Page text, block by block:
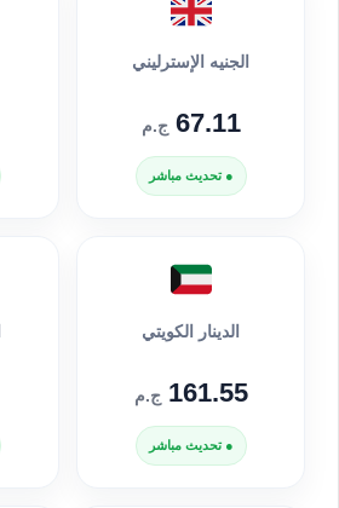
الجنيه الإسترليني
67.11 ج.م
● تحديث مباشر
الدينار الكويتي
161.55 ج.م
● تحديث مباشر